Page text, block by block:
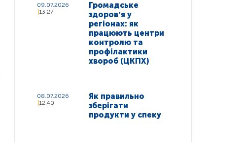
09.07.2026
13:27
Громадське
здоровʼя у
регіонах: як
працюють центри
контролю та
профілактики
хвороб (ЦКПХ)
08.07.2026
12:40
Як правильно
зберігати
продукти у спеку